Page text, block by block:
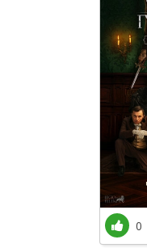
0